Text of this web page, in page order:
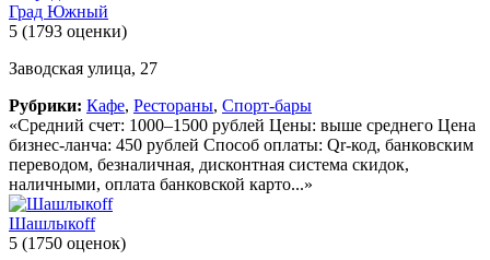
Град Южный
5 (1793 оценки)
Заводская улица, 27
Рубрики: Кафе, Рестораны, Спорт-бары
«Средний счет: 1000–1500 рублей Цены: выше среднего Цена
бизнес-ланча: 450 рублей Способ оплаты: Qr-код, банковским
переводом, безналичная, дисконтная система скидок,
наличными, оплата банковской карто...»
Шашлыкоff
5 (1750 оценок)